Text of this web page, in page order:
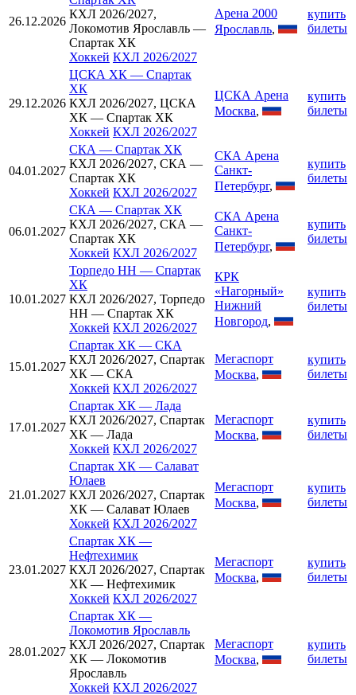
26.12.2026
КХЛ 2026/2027,
Локомотив Ярославль —
Спартак ХК
Хоккей КХЛ 2026/2027
Арена 2000
Ярославль,
купить
билеты
29.12.2026
ЦСКА ХК — Спартак
ХК
КХЛ 2026/2027, ЦСКА
ХК — Спартак ХК
Хоккей КХЛ 2026/2027
ЦСКА Арена
Москва,
купить
билеты
04.01.2027
СКА — Спартак ХК
КХЛ 2026/2027, СКА —
Спартак ХК
Хоккей КХЛ 2026/2027
СКА Арена
Санкт-
Петербург,
купить
билеты
06.01.2027
СКА — Спартак ХК
КХЛ 2026/2027, СКА —
Спартак ХК
Хоккей КХЛ 2026/2027
СКА Арена
Санкт-
Петербург,
купить
билеты
10.01.2027
Торпедо НН — Спартак
ХК
КХЛ 2026/2027, Торпедо
НН — Спартак ХК
Хоккей КХЛ 2026/2027
КРК
«Нагорный»
Нижний
Новгород,
купить
билеты
15.01.2027
Спартак ХК — СКА
КХЛ 2026/2027, Спартак
ХК — СКА
Хоккей КХЛ 2026/2027
Мегаспорт
Москва,
купить
билеты
17.01.2027
Спартак ХК — Лада
КХЛ 2026/2027, Спартак
ХК — Лада
Хоккей КХЛ 2026/2027
Мегаспорт
Москва,
купить
билеты
21.01.2027
Спартак ХК — Салават
Юлаев
КХЛ 2026/2027, Спартак
ХК — Салават Юлаев
Хоккей КХЛ 2026/2027
Мегаспорт
Москва,
купить
билеты
23.01.2027
Спартак ХК —
Нефтехимик
КХЛ 2026/2027, Спартак
ХК — Нефтехимик
Хоккей КХЛ 2026/2027
Мегаспорт
Москва,
купить
билеты
28.01.2027
Спартак ХК —
Локомотив Ярославль
КХЛ 2026/2027, Спартак
ХК — Локомотив
Ярославль
Хоккей КХЛ 2026/2027
Мегаспорт
Москва,
купить
билеты